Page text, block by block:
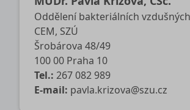
Oddělení bakteriálních
CEM, SZÚ
Šrobárova 48/49
100 00 Praha 10
Tel.: 267 082 989
E-mail: pavla.krizova@szu.cz